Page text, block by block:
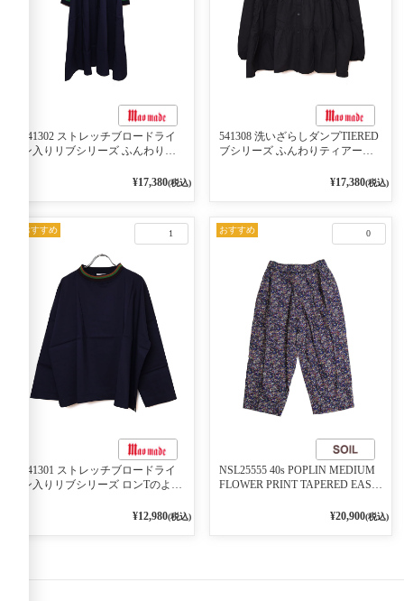
541302 ストレッチブロードライ
ン入りリブシリーズ ふんわりス
¥17,380(税込)
541308 洗いざらしダンプTIERED
ブシリーズ ふんわりティアード
¥17,380(税込)
1
おすすめ
541301 ストレッチブロードライ
ン入りリブシリーズ ロンTのよう
プルオーバー 79ネイビー¥12,980(税込)
0
おすすめ
NSL25555 40s POPLIN MEDIUM
FLOWER PRINT TAPERED EASY
¥20,900(税込)